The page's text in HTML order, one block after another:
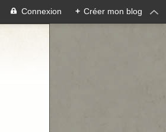
Connexion + Créer mon blog